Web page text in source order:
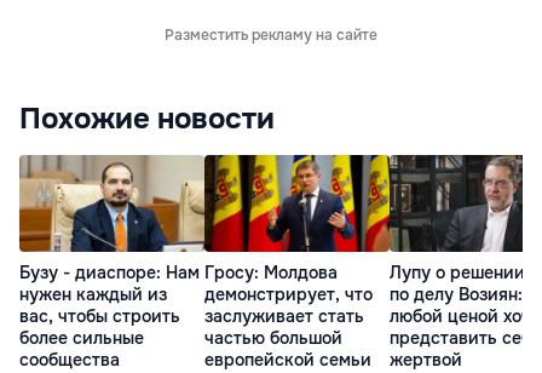
Разместить рекламу на сайте
Похожие новости
Бузу - диаспоре: Нам
нужен каждый из
вас, чтобы строить
более сильные
сообщества
Гросу: Молдова
демонстрирует, что
заслуживает стать
частью большой
европейской семьи
Лупу о решении
по делу Возиян:
любой ценой
представить себя
жертвой